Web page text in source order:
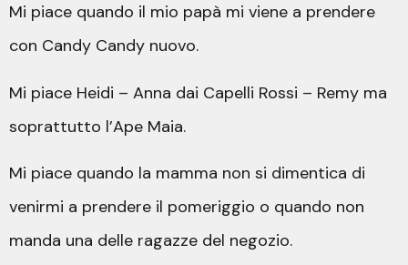
Mi piace quando il mio papà mi viene a prendere
con Candy Candy nuovo.
Mi piace Heidi – Anna dai Capelli Rossi – Remy ma
soprattutto l’Ape Maia.
Mi piace quando la mamma non si dimentica di
venirmi a prendere il pomeriggio o quando non
manda una delle ragazze del negozio.